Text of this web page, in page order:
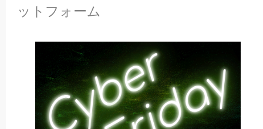
ットフォーム